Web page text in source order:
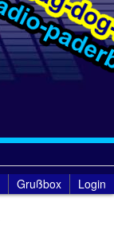
Grußbox Login